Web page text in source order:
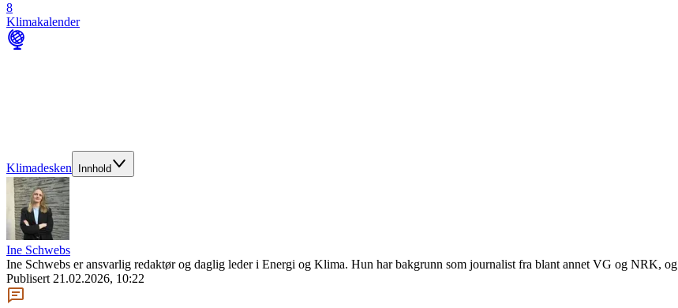
8
Klimakalender
Klimadesken Innhold
Ine Schwebs
Ine Schwebs er ansvarlig redaktør og daglig leder i Energi og Klima. Hun har bakgrunn som journalist fra blant annet VG og NRK,
Publisert 21.02.2026, 10:22